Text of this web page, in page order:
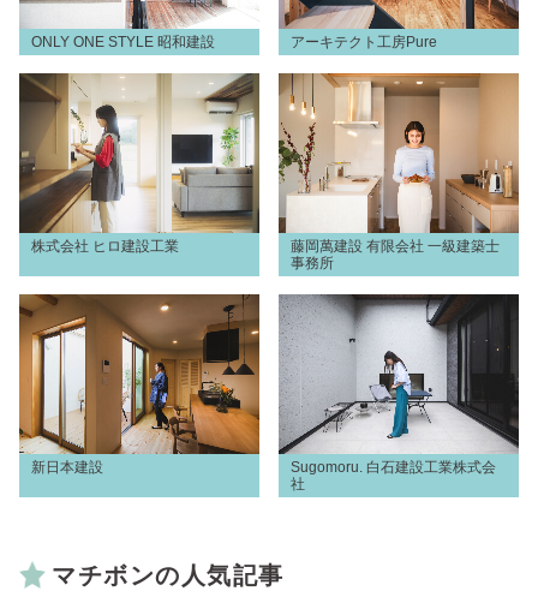
ONLY ONE STYLE 昭和建設 アーキテクト工房Pure
株式会社 ヒロ建設工業
藤岡萬建設 有限会社 一級建築士
事務所
新日本建設
Sugomoru. 白石建設工業株式会
社
マチボンの人気記事